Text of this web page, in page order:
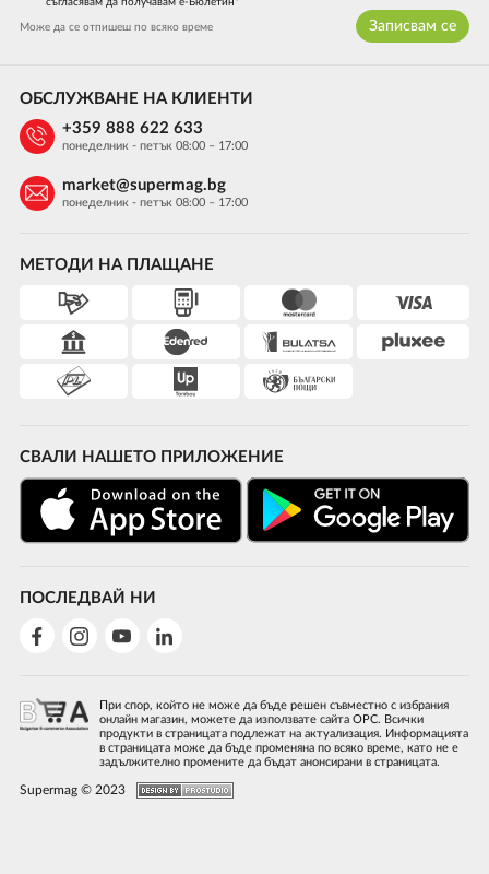
Може да се отпишеш по всяко време Записвам се
МЕТОДИ НА ПЛАЩАНЕ
СВАЛИ НАШЕТО ПРИЛОЖЕНИЕ
ПОСЛЕДВАЙ НИ
ОБСЛУЖВАНЕ НА КЛИЕНТИ
+359 888 622 633
понеделник - петък 08:00 – 17:00
market@supermag.bg
понеделник - петък 08:00 – 17:00
При спор, който не може да бъде решен съвместно с избрания
онлайн магазин, можете да използвате сайта ОРС. Всички
продукти в страницата подлежат на актуализация. Информацията
в страницата може да бъде променяна по всяко време, като не е
задължително промените да бъдат анонсирани в страницата.
Supermag © 2023